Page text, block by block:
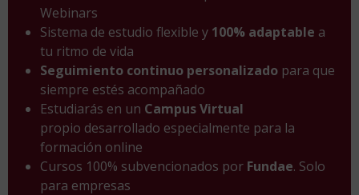
Webinars
Sistema de estudio flexible y 100% adaptable a
tu ritmo de vida
Seguimiento continuo personalizado para que
siempre estés acompañado
Estudiarás en un Campus Virtual
propio desarrollado especialmente para la
formación online
Cursos 100% subvencionados por Fundae. Solo
para empresas